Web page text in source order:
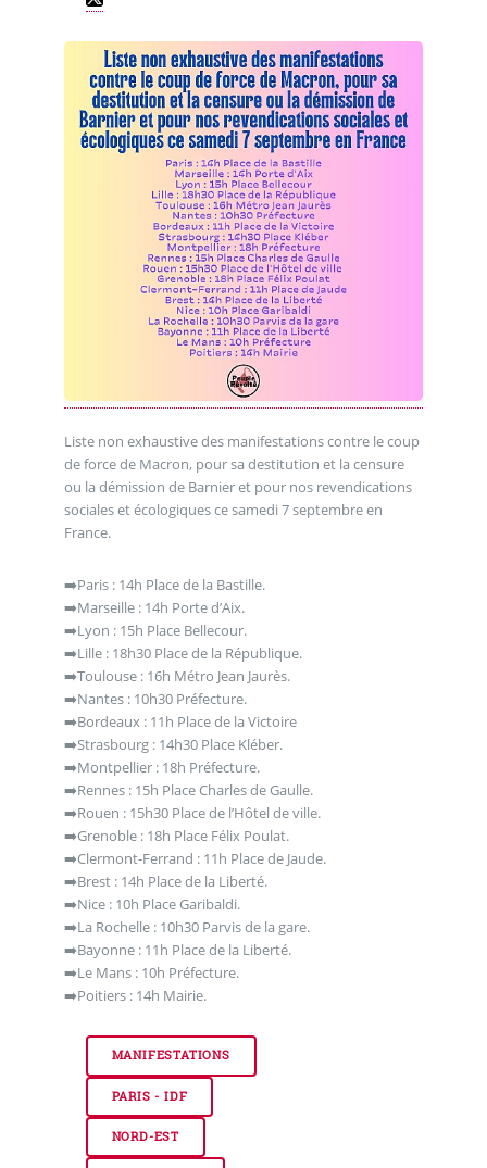
Liste non exhaustive des manifestations contre le coup
de force de Macron, pour sa destitution et la censure
ou la démission de Barnier et pour nos revendications
sociales et écologiques ce samedi 7 septembre en
France.
➡️Paris : 14h Place de la Bastille.
➡️Marseille : 14h Porte d’Aix.
➡️Lyon : 15h Place Bellecour.
➡️Lille : 18h30 Place de la République.
➡️Toulouse : 16h Métro Jean Jaurès.
➡️Nantes : 10h30 Préfecture.
➡️Bordeaux : 11h Place de la Victoire
➡️Strasbourg : 14h30 Place Kléber.
➡️Montpellier : 18h Préfecture.
➡️Rennes : 15h Place Charles de Gaulle.
➡️Rouen : 15h30 Place de l’Hôtel de ville.
➡️Grenoble : 18h Place Félix Poulat.
➡️Clermont-Ferrand : 11h Place de Jaude.
➡️Brest : 14h Place de la Liberté.
➡️Nice : 10h Place Garibaldi.
➡️La Rochelle : 10h30 Parvis de la gare.
➡️Bayonne : 11h Place de la Liberté.
➡️Le Mans : 10h Préfecture.
➡️Poitiers : 14h Mairie.
MANIFESTATIONS
PARIS - IDF
NORD-EST